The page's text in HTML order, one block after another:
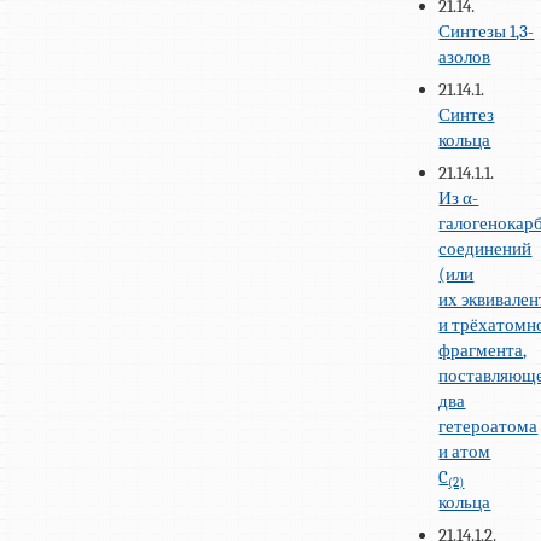
21.14.
Синтезы 1,3-
азолов
21.14.1.
Синтез
кольца
21.14.1.1.
Из α-
соединений
(или
их
и
фрагмента,
два
гетероатома
и атом
C(2)
кольца
21.14.1.2.